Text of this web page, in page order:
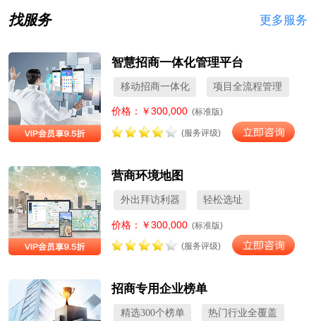
找服务 更多服务
智慧招商一体化管理平台
移动招商一体化 项目全流程管理
价格：￥300,000 (标准版)
(服务评级)
营商环境地图
外出拜访利器 轻松选址
价格：￥300,000 (标准版)
(服务评级)
招商专用企业榜单
精选300个榜单 热门行业全覆盖